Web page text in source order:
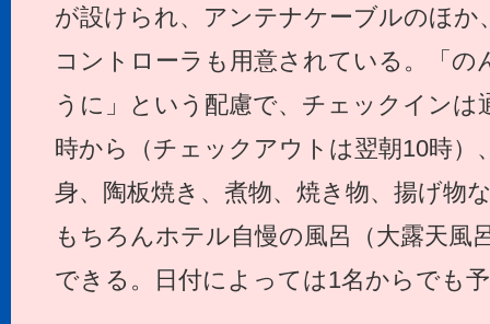
が設けられ、アンテナケーブルのほか
コントローラも用意されている。「の
うに」という配慮で、チェックインは
時から（チェックアウトは翌朝10時）
身、陶板焼き、煮物、焼き物、揚げ物
もちろんホテル自慢の風呂（大露天風
できる。日付によっては1名からでも